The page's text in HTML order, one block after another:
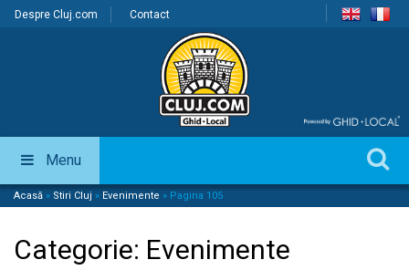
Despre Cluj.com Contact
Menu
Acasă » Stiri Cluj » Evenimente » Pagina 105
Categorie: Evenimente